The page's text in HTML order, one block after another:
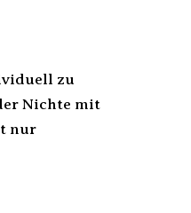
zu
Nichte mit
nur